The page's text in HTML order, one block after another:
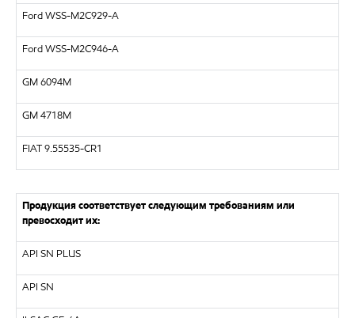
Ford WSS-M2C929-A
Ford WSS-M2C946-A
GM 6094M
GM 4718M
FIAT 9.55535-CR1
Продукция соответствует следующим требованиям или
превосходит их:
API SN PLUS
API SN